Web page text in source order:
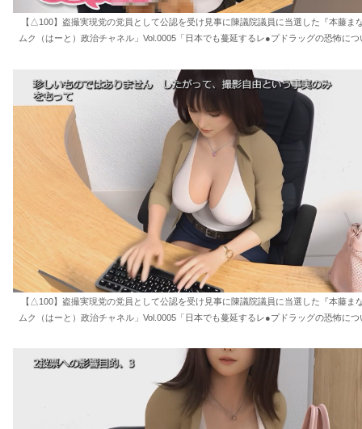
【△100】盗撮実現党の党員として公認を受け見事に陳議院議員に当選した『本藤ま
ムク（はーと）政治チャネル」Vol.0005「日本でも蔓延するレ●プドラッグの恐怖に
【△100】盗撮実現党の党員として公認を受け見事に陳議院議員に当選した『本藤ま
ムク（はーと）政治チャネル」Vol.0005「日本でも蔓延するレ●プドラッグの恐怖に